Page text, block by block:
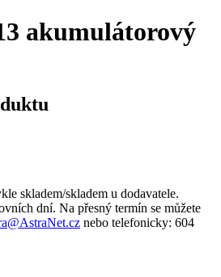
akumulátorový
skladem/skladem u dodavatele.
dní. Na přesný termín se můžete
nebo telefonicky: 604